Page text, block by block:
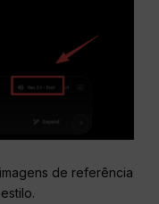
de referência